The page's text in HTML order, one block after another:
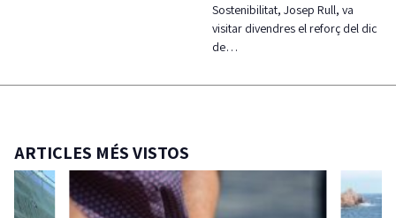
Sostenibilitat, Josep Rull, va
visitar divendres el reforç del dic
de…
ARTICLES MÉS VISTOS